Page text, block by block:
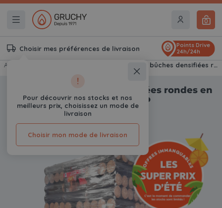
0
Choisir mes préférences de livraison
!
Pour découvrir nos stocks et nos
meilleurs prix, choisissez un mode de
livraison
Choisir mon mode de livraison
Points Drive
24h/24h
Accueil Paquets de 5 bûches densifiées rondes en palette - Crépito
Paquets de 5 bûches densifiées rondes en
palette - Crépito